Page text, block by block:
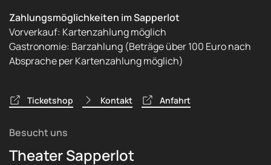
Zahlungsmöglichkeiten im Sapperlot
Vorverkauf: Kartenzahlung möglich
Gastronomie: Barzahlung (Beträge über 100 Euro nach
Absprache per Kartenzahlung möglich)
Ticketshop Kontakt Anfahrt
Besucht uns
Theater Sapperlot